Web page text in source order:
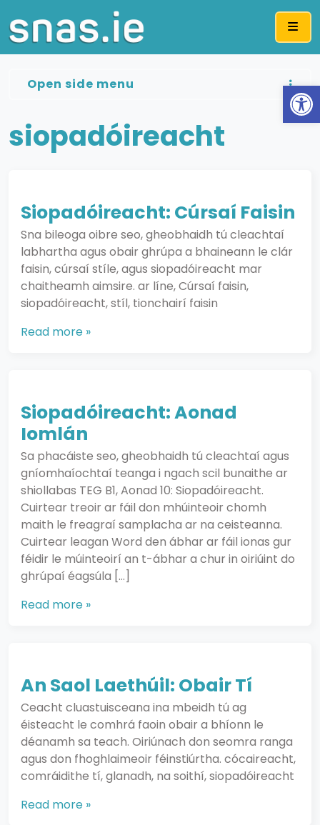
siopadóireacht
Siopadóireacht: Cúrsaí Faisin
Sna bileoga oibre seo, gheobhaidh tú cleachtaí
labhartha agus obair ghrúpa a bhaineann le clár
faisin, cúrsaí stíle, agus siopadóireacht mar
chaitheamh aimsire. ar líne, Cúrsaí faisin,
siopadóireacht, stíl, tionchairí faisin
Read more »
Siopadóireacht: Aonad
Iomlán
Sa phacáiste seo, gheobhaidh tú cleachtaí agus
gníomhaíochtaí teanga i ngach scil bunaithe ar
shiollabas TEG B1, Aonad 10: Siopadóireacht.
Cuirtear treoir ar fáil don mhúinteoir chomh
maith le freagraí samplacha ar na ceisteanna.
Cuirtear leagan Word den ábhar ar fáil ionas gur
féidir le múinteoirí an t-ábhar a chur in oiriúint do
ghrúpaí éagsúla […]
Read more »
An Saol Laethúil: Obair Tí
Ceacht cluastuisceana ina mbeidh tú ag
éisteacht le comhrá faoin obair a bhíonn le
déanamh sa teach. Oiriúnach don seomra ranga
agus don fhoghlaimeoir féinstiúrtha. cócaireacht,
comráidithe tí, glanadh, na soithí, siopadóireacht
Read more »
Open side menu